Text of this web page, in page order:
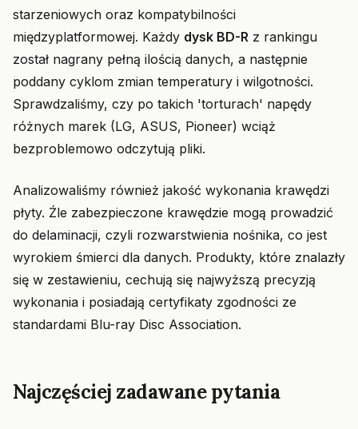
starzeniowych oraz kompatybilności
międzyplatformowej. Każdy dysk BD-R z rankingu
został nagrany pełną ilością danych, a następnie
poddany cyklom zmian temperatury i wilgotności.
Sprawdzaliśmy, czy po takich 'torturach' napędy
różnych marek (LG, ASUS, Pioneer) wciąż
bezproblemowo odczytują pliki.
Analizowaliśmy również jakość wykonania krawędzi
płyty. Źle zabezpieczone krawędzie mogą prowadzić
do delaminacji, czyli rozwarstwienia nośnika, co jest
wyrokiem śmierci dla danych. Produkty, które znalazły
się w zestawieniu, cechują się najwyższą precyzją
wykonania i posiadają certyfikaty zgodności ze
standardami Blu-ray Disc Association.
Najczęściej zadawane pytania